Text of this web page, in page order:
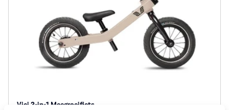
Vici 3-in-1 Meegroeifiets